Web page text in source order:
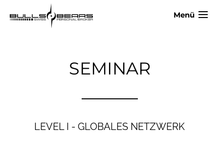
Menü
SEMINAR
LEVEL I - GLOBALES NETZWERK